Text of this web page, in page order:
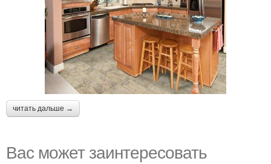
читать дальше →
Вас может заинтересовать